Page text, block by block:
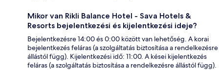
Mikor van Rikli Balance Hotel - Sava Hotels &
Resorts bejelentkezési és kijelentkezési ideje?
Bejelentkezésre 14:00 és 0:00 között van lehetőség. A korai
bejelentkezés feláras (a szolgáltatás biztosítása a rendelkezésre
állástól függ). Kijelentkezési idő: 11:00. A kései kijelentkezés
feláras (a szolgáltatás biztosítása a rendelkezésre állástól függ).